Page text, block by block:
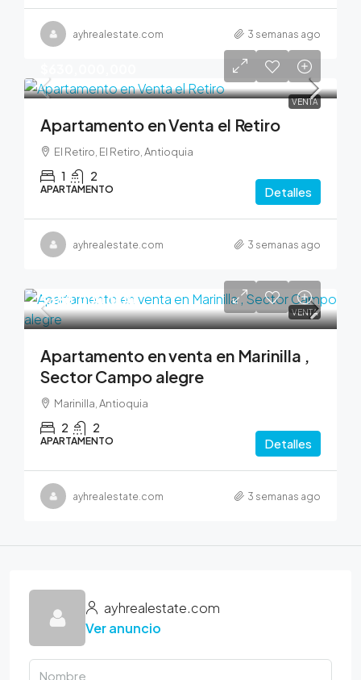
ayhrealestate.com 3 semanas ago
VENTA
Apartamento en Venta el Retiro
El Retiro, El Retiro, Antioquia
1 2
APARTAMENTO Detalles
ayhrealestate.com 3 semanas ago
VENTA
$380,000,000
Apartamento en venta en Marinilla ,
Sector Campo alegre
Marinilla, Antioquia
2 2
APARTAMENTO Detalles
ayhrealestate.com 3 semanas ago
ayhrealestate.com
Ver anuncio